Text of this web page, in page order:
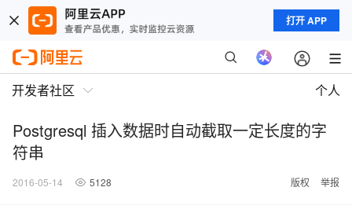
打开 APP
开发者社区 个人
Postgresql 插入数据时自动截取一定长度的字
符串
2016-05-14 5128 版权 举报